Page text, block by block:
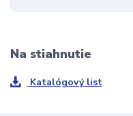
Na stiahnutie
Katalógový list